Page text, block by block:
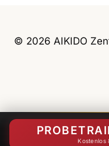
© 2026 AIKIDO
Kostenlos